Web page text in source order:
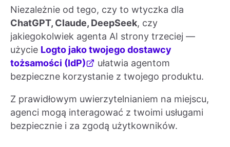
Niezależnie od tego, czy to wtyczka dla
ChatGPT, Claude, DeepSeek, czy
jakiegokolwiek agenta AI strony trzeciej —
użycie Logto jako twojego dostawcy
tożsamości (IdP)
ułatwia agentom
bezpieczne korzystanie z twojego produktu.
Z prawidłowym uwierzytelnianiem na miejscu,
agenci mogą interagować z twoimi usługami
bezpiecznie i za zgodą użytkowników.